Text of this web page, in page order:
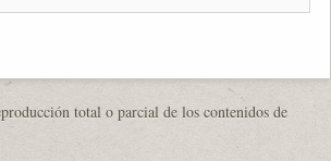
total o parcial de los contenidos de